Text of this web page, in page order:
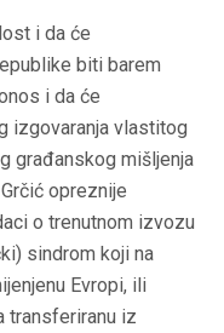
i da će
biti barem
i da će
izgovaranja vlastitog
građanskog mišljenja
opreznije
o trenutnom izvozu
sindrom koji na
Evropi, ili
transferiranu iz